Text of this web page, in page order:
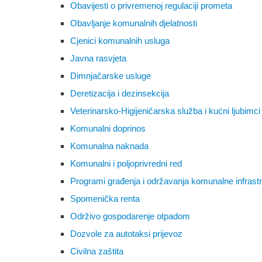
Obavijesti o privremenoj regulaciji prometa
Obavljanje komunalnih djelatnosti
Cjenici komunalnih usluga
Javna rasvjeta
Dimnjačarske usluge
Deretizacija i dezinsekcija
Veterinarsko-Higijeničarska služba i kućni ljubimci
Komunalni doprinos
Komunalna naknada
Komunalni i poljoprivredni red
Programi građenja i održavanja komunalne
Spomenička renta
Održivo gospodarenje otpadom
Dozvole za autotaksi prijevoz
Civilna zaštita